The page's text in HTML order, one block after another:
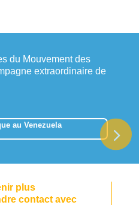
du Mouvement des
extraordinaire de
au Venezuela
plus
contact avec